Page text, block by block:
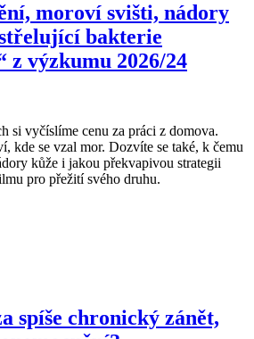
moroví svišti, nádory
bakterie
z výzkumu 2026/24
si vyčíslíme cenu za práci z domova.
kde se vzal mor. Dozvíte se také, k čemu
kůže i jakou překvapivou strategii
pro přežití svého druhu.
spíše chronický zánět,